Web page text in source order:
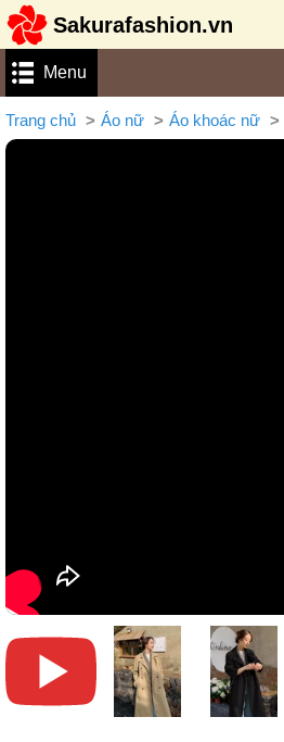
Sakurafashion.vn
Menu
Trang chủ Áo nữ Áo khoác nữ